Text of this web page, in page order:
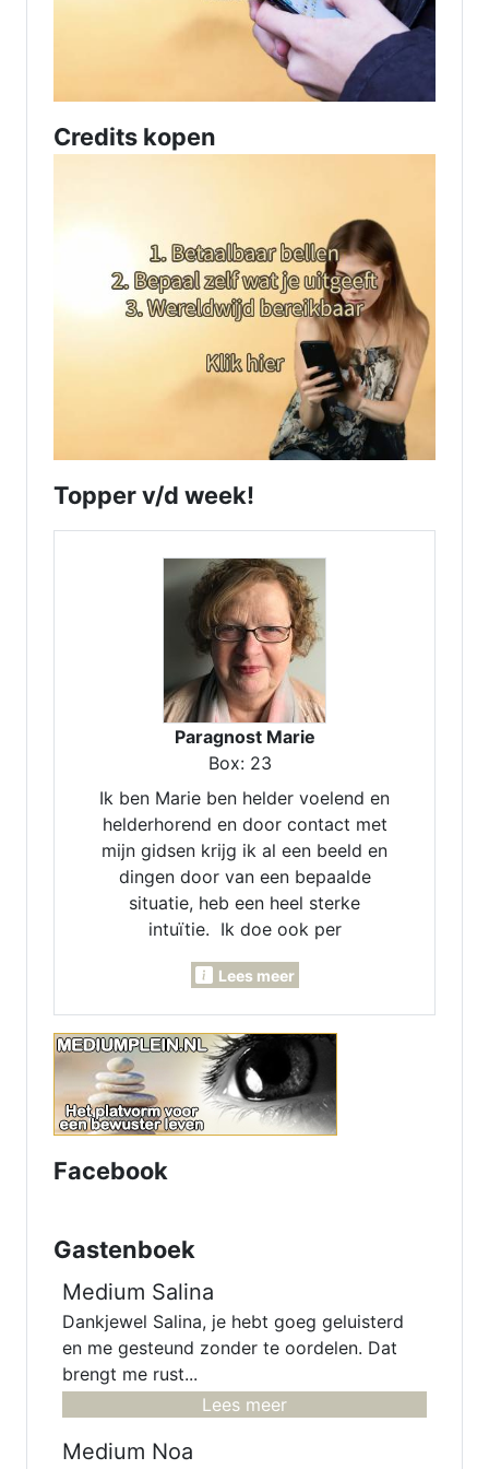
Credits kopen
Topper v/d week!
Paragnost Marie
Box: 23
Ik ben Marie ben helder voelend en
helderhorend en door contact met
mijn gidsen krijg ik al een beeld en
dingen door van een bepaalde
situatie, heb een heel sterke
intuïtie. Ik doe ook per
kan voor je pendelen, invoelen,
inzichtkaarten voor je leggen. Ook
voor verleden - heden en
toekomst. Heb een luisterend oor.
samen komen we er wel uit.
Lees meer
Facebook
Gastenboek
Medium Salina
Dankjewel Salina, je hebt goeg geluisterd
en me gesteund zonder te oordelen. Dat
brengt me rust...
Lees meer
Medium Noa